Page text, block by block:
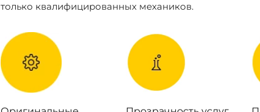
только квалифицированных механиков.